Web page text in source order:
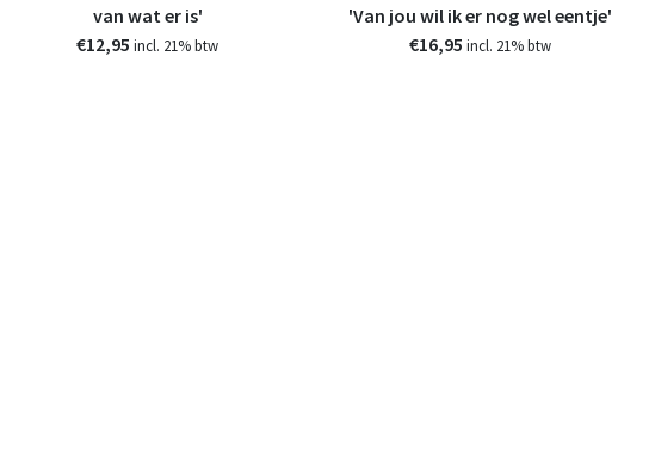
van wat er is'
€12,95 incl. 21% btw
'Van jou wil ik er nog wel eentje'
€16,95 incl. 21% btw